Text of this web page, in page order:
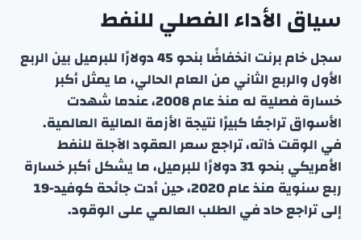
سياق الأداء الفصلي للنفط
سجل خام برنت انخفاضًا بنحو 45 دولارًا للبرميل بين الربع
الأول والربع الثاني من العام الحالي، ما يمثل أكبر
خسارة فصلية له منذ عام 2008، عندما شهدت
الأسواق تراجعًا كبيرًا نتيجة الأزمة المالية العالمية.
في الوقت ذاته، تراجع سعر العقود الآجلة للنفط
الأمريكي بنحو 31 دولارًا للبرميل، ما يشكل أكبر خسارة
ربع سنوية منذ عام 2020، حين أدت جائحة كوفيد-19
إلى تراجع حاد في الطلب العالمي على الوقود.